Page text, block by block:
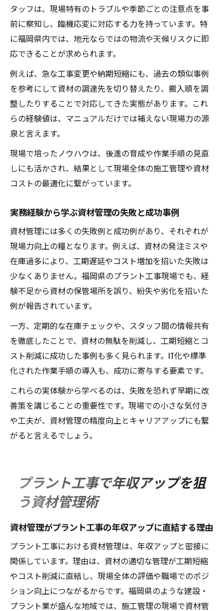
タッフは、現場特有のトラブルや季節ごとの注意点を事
前に察知し、臨機応変に対応する力を持っています。特
に福岡県内では、地元ならではの物流や天候リスクに即
応できることが求められます。
例えば、急な工事変更や納期短縮にも、過去の類似事例
を参考にして資材の調達先を切り替えたり、搬入順を調
整したりすることで対応してきた実態があります。これ
らの経験値は、マニュアルだけでは補えない現場力の源
泉と言えます。
現場で培ったノウハウは、後進の育成や作業手順の見直
しにも活かされ、結果として現場全体の施工管理や資材
コストの最適化に繋がっています。
実務経験から学ぶ資材管理の失敗と成功事例
資材管理には多くの失敗例と成功例があり、それぞれが
現場力向上の糧となります。例えば、資材の発注ミスや
在庫過多により、工期遅延やコスト増加を招いた失敗は
少なくありません。福岡県のプラント工事現場でも、経
験不足から資材の保管場所を誤り、紛失や劣化を招いた
例が報告されています。
一方、定期的な在庫チェックや、スタッフ間の情報共有
を徹底したことで、資材の無駄を削減し、工期短縮とコ
スト削減に成功した事例も多く見られます。IT化や標準
化された作業手順の導入も、成功に寄与する要素です。
これらの実体験から学べるのは、失敗を恐れず早期に改
善策を講じることの重要性です。現場での小さな気付き
や工夫が、資材管理の精度向上とキャリアアップにも繋
がると言えるでしょう。
プラント工事で年収アップを狙
う資材管理術
資材管理がプラント工事の年収アップに直結する理由
プラント工事における資材管理は、年収アップと密接に
関係しています。理由は、資材の適切な管理が工期短縮
やコスト削減に直結し、現場全体の評価や職場でのポジ
ション向上につながるからです。福岡県のような建設・
プラント業が盛んな地域では、施工管理の現場で資材管